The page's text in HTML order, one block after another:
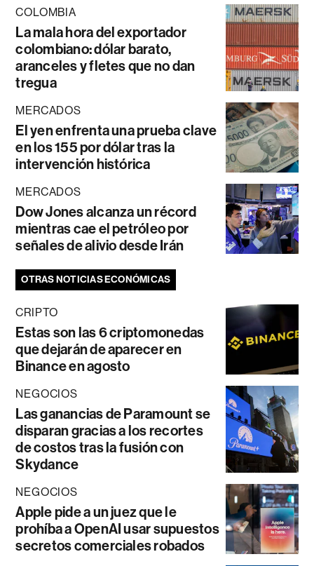
COLOMBIA
La mala hora del exportador
colombiano: dólar barato,
aranceles y fletes que no dan
tregua
MERCADOS
El yen enfrenta una prueba clave
en los 155 por dólar tras la
intervención histórica
MERCADOS
Dow Jones alcanza un récord
mientras cae el petróleo por
señales de alivio desde Irán
OTRAS NOTICIAS ECONÓMICAS
CRIPTO
Estas son las 6 criptomonedas
que dejarán de aparecer en
Binance en agosto
NEGOCIOS
Las ganancias de Paramount se
disparan gracias a los recortes
de costos tras la fusión con
Skydance
NEGOCIOS
Apple pide a un juez que le
prohíba a OpenAI usar supuestos
secretos comerciales robados